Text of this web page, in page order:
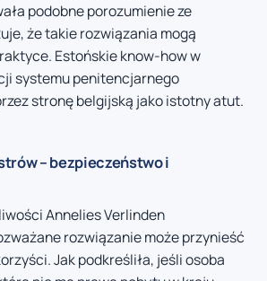
podobne porozumienie ze
że takie rozwiązania mogą
Estońskie know-how w
systemu penitencjarnego
stronę belgijską jako istotny atut.
– bezpieczeństwo i
Annelies Verlinden
rozwiązanie może przynieść
Jak podkreśliła, jeśli osoba